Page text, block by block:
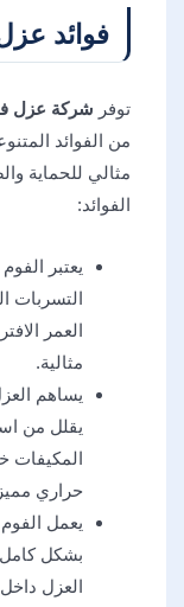
فوائد
توفر شركة عزل
من الفوائد
مثالي للحماية
الفوائد:
يعتبر
التسربات
العمر
مثالية.
يساهم
يقلل من
المكيفات
حراري
يعمل
بشكل
العزل